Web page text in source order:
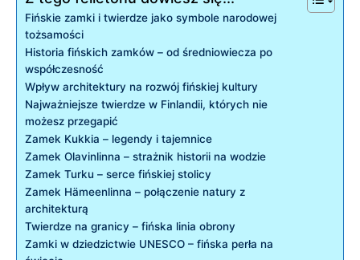
Fińskie zamki i twierdze jako symbole narodowej
tożsamości
Historia ​fińskich zamków – od średniowiecza po
współczesność
Wpływ architektury na rozwój fińskiej kultury
Najważniejsze twierdze w Finlandii, których nie
możesz przegapić
Zamek Kukkia – legendy i tajemnice
Zamek‍ Olavinlinna – ⁢strażnik historii na wodzie
Zamek Turku – serce fińskiej stolicy
Zamek Hämeenlinna – połączenie natury z
‍architekturą
Twierdze na granicy – ‍fińska ⁤linia obrony
Zamki w​ dziedzictwie UNESCO – fińska perła na